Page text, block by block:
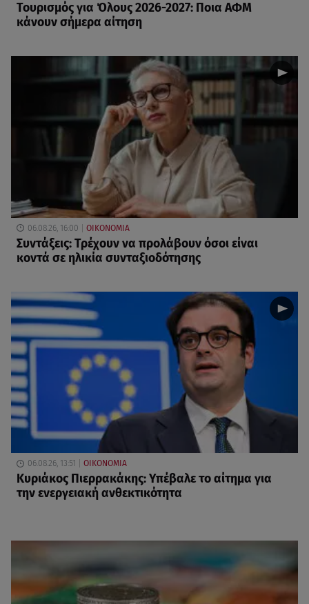
Τουρισμός για Όλους 2026-2027: Ποια ΑΦΜ
κάνουν σήμερα αίτηση
06.08.26, 16:00 ΟΙΚΟΝΟΜΙΑ
Συντάξεις: Τρέχουν να προλάβουν όσοι είναι
κοντά σε ηλικία συνταξιοδότησης
06.08.26, 13:51 ΟΙΚΟΝΟΜΙΑ
Κυριάκος Πιερρακάκης: Υπέβαλε το αίτημα για
την ενεργειακή ανθεκτικότητα